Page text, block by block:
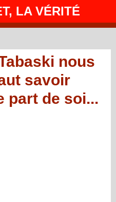
LA VÉRITÉ
nous
savoir
part de soi...